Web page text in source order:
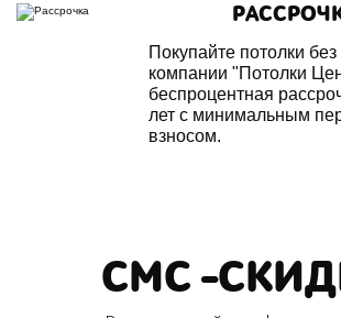
Покупайте потолки
компании "Потолки
беспроцентная
лет с минимальным
взносом.
СМС -